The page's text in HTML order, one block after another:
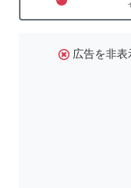
広告を非表